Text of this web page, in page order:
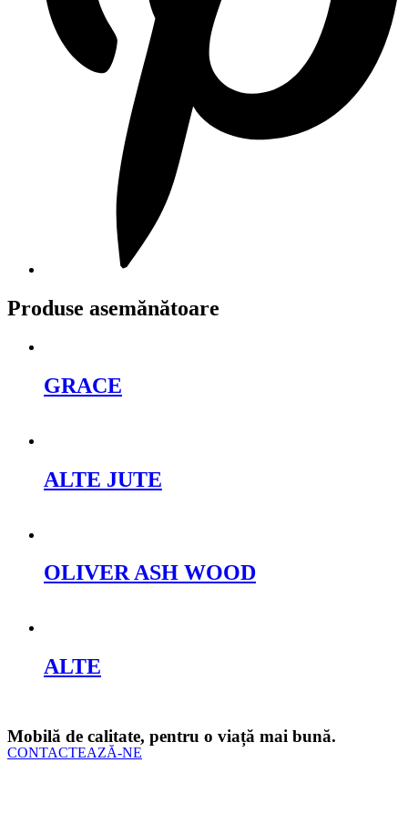
Produse asemănătoare
GRACE
ALTE JUTE
OLIVER ASH WOOD
ALTE
Mobilă de calitate, pentru o viață mai bună.
CONTACTEAZĂ-NE